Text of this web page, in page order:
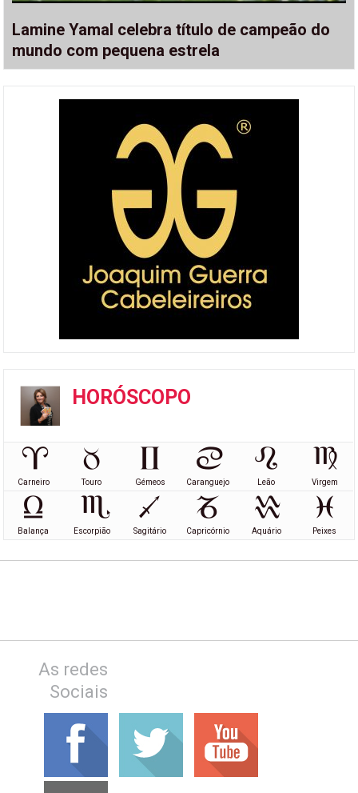
Lamine Yamal celebra título de campeão do
mundo com pequena estrela
HORÓSCOPO
Carneiro Touro Gémeos Caranguejo Leão Virgem
Balança Escorpião Sagitário Capricórnio Aquário Peixes
As redes
Sociais